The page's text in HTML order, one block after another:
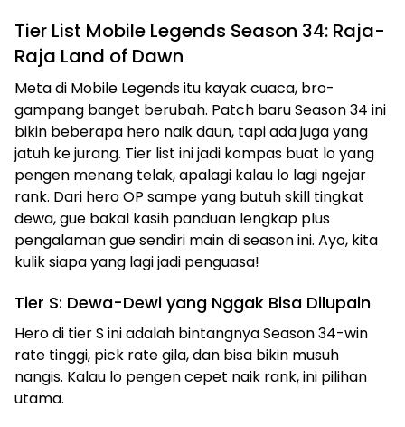
Tier List Mobile Legends Season 34: Raja-
Raja Land of Dawn
Meta di Mobile Legends itu kayak cuaca, bro-
gampang banget berubah. Patch baru Season 34 ini
bikin beberapa hero naik daun, tapi ada juga yang
jatuh ke jurang. Tier list ini jadi kompas buat lo yang
pengen menang telak, apalagi kalau lo lagi ngejar
rank. Dari hero OP sampe yang butuh skill tingkat
dewa, gue bakal kasih panduan lengkap plus
pengalaman gue sendiri main di season ini. Ayo, kita
kulik siapa yang lagi jadi penguasa!
Tier S: Dewa-Dewi yang Nggak Bisa Dilupain
Hero di tier S ini adalah bintangnya Season 34-win
rate tinggi, pick rate gila, dan bisa bikin musuh
nangis. Kalau lo pengen cepet naik rank, ini pilihan
utama.